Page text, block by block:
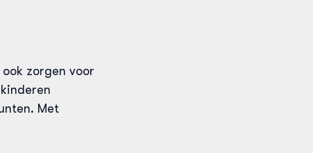
zorgen voor
​​Met